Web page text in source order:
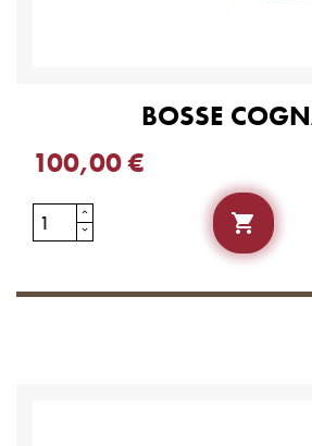
BOSSE
100,00 €
